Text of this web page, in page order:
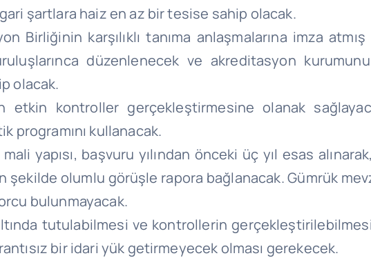
şartlara haiz en az bir tesise sahip olacak.
Birliğinin karşılıklı tanıma anlaşmalarına imza
düzenlenecek ve akreditasyon
olacak.
etkin kontroller gerçekleştirmesine olanak
programını kullanacak.
yapısı, başvuru yılından önceki üç yıl esas
olumlu görüşle rapora bağlanacak. Gümrük
bulunmayacak.
tutulabilmesi ve kontrollerin
bir idari yük getirmeyecek olması gerekecek.